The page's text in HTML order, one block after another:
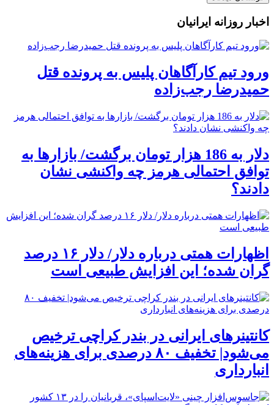
اخبار روزانه ایرانیان
ورود تیم کارآگاهان پلیس به پرونده قتل
حمیدرضا رجب‌زاده
دلار به 186 هزار تومان برگشت/ بازارها به
توافق احتمالی هرمز چه واکنشی نشان
دادند؟
اظهارات همتی درباره دلار/ دلار ۱۶ درصد
گران شده؛ این افزایش طبیعی است
کانتینرهای ایرانی در بندر کراچی ترخیص
می‌شود| تخفیف ۸۰ درصدی برای هزینه‌های
انبارداری